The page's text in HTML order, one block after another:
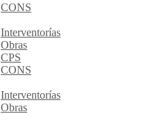
CONS
Interventorías
Obras
CPS
CONS
Interventorías
Obras